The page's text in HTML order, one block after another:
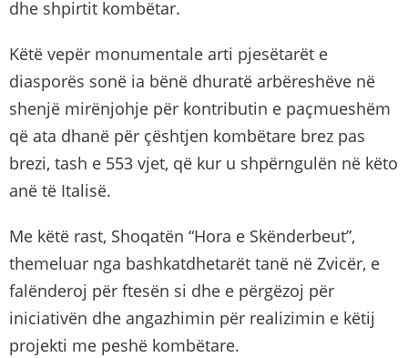
dhe shpirtit kombëtar.
Këtë vepër monumentale arti pjesëtarët e
diasporës sonë ia bënë dhuratë arbëreshëve në
shenjë mirënjohje për kontributin e paçmueshëm
që ata dhanë për çështjen kombëtare brez pas
brezi, tash e 553 vjet, që kur u shpërngulën në këto
anë të Italisë.
Me këtë rast, Shoqatën “Hora e Skënderbeut”,
themeluar nga bashkatdhetarët tanë në Zvicër, e
falënderoj për ftesën si dhe e përgëzoj për
iniciativën dhe angazhimin për realizimin e këtij
projekti me peshë kombëtare.